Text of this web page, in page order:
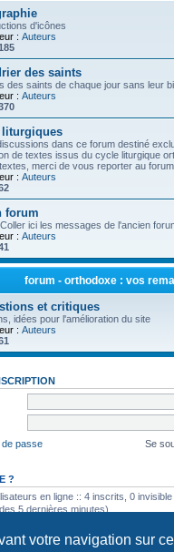
votre navigation sur
d'icônes
: Auteurs
des saints
des saints de chaque jour sans leur
: Auteurs
liturgiques
dans ce forum destiné
de textes issus du cycle liturgique
merci de vous reporter au forum
: Auteurs
forum
ici les messages de l'ancien
: Auteurs
forum - orthodoxe : vos
et critiques
idées pour l'amélioration du site
: Auteurs
de passe
Se
?
en ligne :: 4 inscrits, 0
5 dernières minutes)